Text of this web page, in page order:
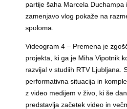
partije šaha Marcela Duchampa
zamenjavo vlog pokaže na
spoloma.
Videogram 4 – Premena je
projekta, ki ga je Miha Vipotnik
razvijal v studiih RTV Ljubljana.
performativna situacija in
z video medijem v živo, ki še
predstavlja začetek video in